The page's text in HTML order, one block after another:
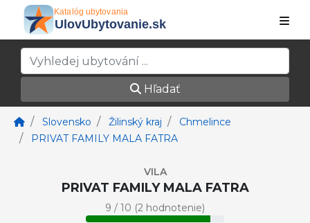
Hľadať
Slovensko Žilinský kraj
Chmelince
PRIVAT FAMILY MALA FATRA
VILA
PRIVAT FAMILY MALA FATRA
9 / 10 (2 hodnotenie)